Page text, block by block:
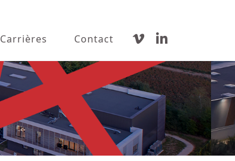
Carrières Contact